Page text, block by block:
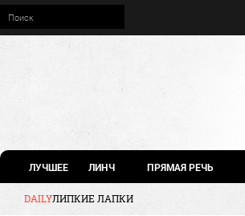
ЛУЧШЕЕ ЛИНЧ ПРЯМАЯ РЕЧЬ
DAILYЛИПКИЕ ЛАПКИ